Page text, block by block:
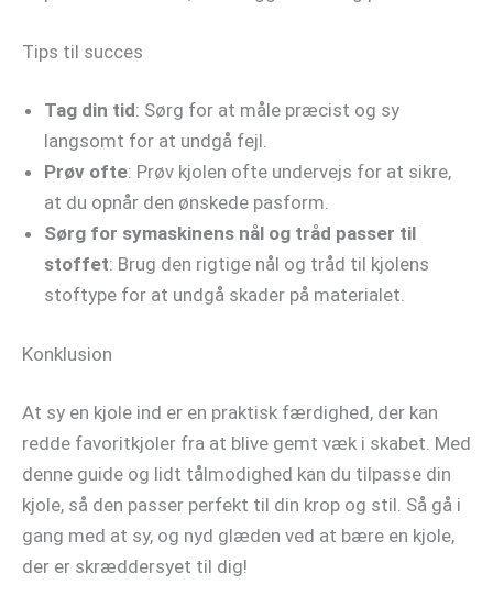
Tips til succes
Tag din tid: Sørg for at måle præcist og sy
langsomt for at undgå fejl.
Prøv ofte: Prøv kjolen ofte undervejs for at sikre,
at du opnår den ønskede pasform.
Sørg for symaskinens nål og tråd passer til
stoffet: Brug den rigtige nål og tråd til kjolens
stoftype for at undgå skader på materialet.
Konklusion
At sy en kjole ind er en praktisk færdighed, der kan
redde favoritkjoler fra at blive gemt væk i skabet. Med
denne guide og lidt tålmodighed kan du tilpasse din
kjole, så den passer perfekt til din krop og stil. Så gå i
gang med at sy, og nyd glæden ved at bære en kjole,
der er skræddersyet til dig!